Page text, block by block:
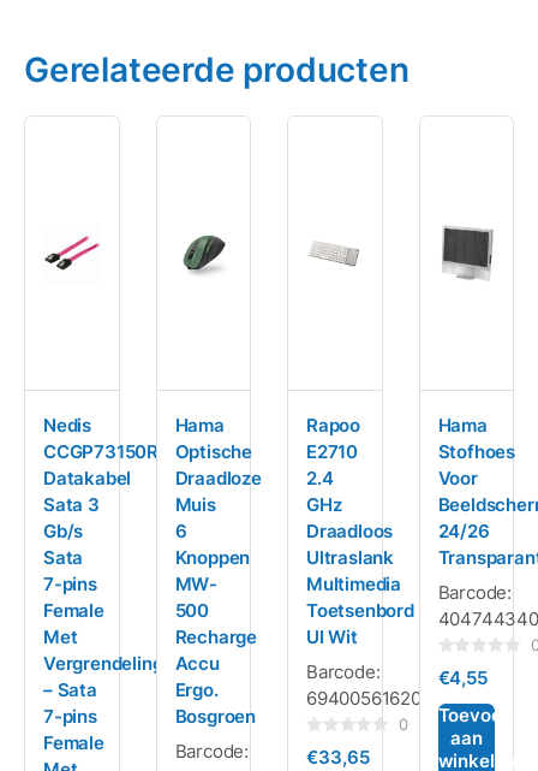
Gerelateerde producten
Nedis
CCGP73150RD05
Datakabel
Sata 3
Gb/s
Sata
7-pins
Female
Met
Vergrendeling
– Sata
7-pins
Female
Hama
Optische
Draadloze
Muis
6
Knoppen
MW-
500
Recharge
Accu
Ergo.
Bosgroen
Barcode:
Rapoo
E2710
2.4
GHz
Draadloos
Ultraslank
Multimedia
Toetsenbord
UI Wit
Barcode:
6940056162038
0
0
€33,65
Hama
Stofhoes
Voor
24/26
Barcode:
0
5
€4,55
Toevoegen
aan